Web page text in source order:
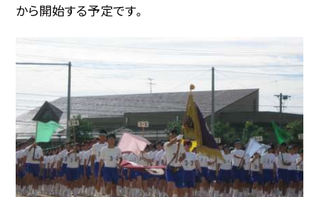
から開始する予定です。